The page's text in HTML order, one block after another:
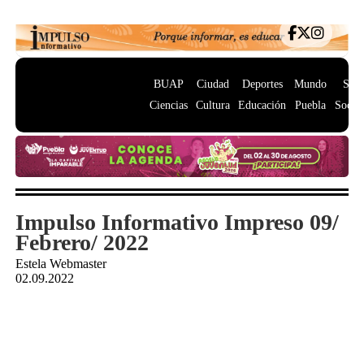
BUAP
Ciencias
Ciudad
Cultura
Deportes
Educación
Mundo
Puebla
Impulso Informativo Impreso 09/
Febrero/ 2022
Estela Webmaster
02.09.2022